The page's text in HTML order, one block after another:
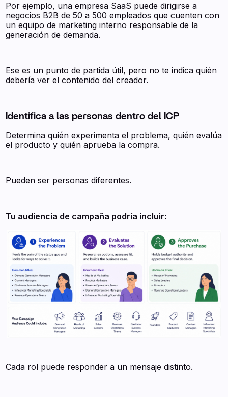
Por ejemplo, una empresa SaaS puede dirigirse a
negocios B2B de 50 a 500 empleados que cuenten con
un equipo de marketing interno responsable de la
generación de demanda.
Ese es un punto de partida útil, pero no te indica quién
debería ver el contenido del creador.
Identifica a las personas dentro del ICP
Determina quién experimenta el problema, quién evalúa
el producto y quién aprueba la compra.
Pueden ser personas diferentes.
Tu audiencia de campaña podría incluir:
Cada rol puede responder a un mensaje distinto.